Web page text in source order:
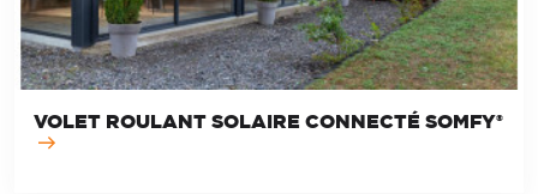
VOLET ROULANT SOLAIRE CONNECTÉ SOMFY®